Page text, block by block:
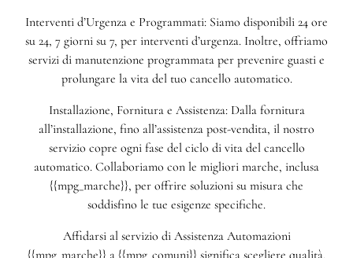
Interventi d’Urgenza e Programmati: Siamo disponibili 24 ore
su 24, 7 giorni su 7, per interventi d’urgenza. Inoltre, offriamo
servizi di manutenzione programmata per prevenire guasti e
prolungare la vita del tuo cancello automatico.
Installazione, Fornitura e Assistenza: Dalla fornitura
all’installazione, fino all’assistenza post-vendita, il nostro
servizio copre ogni fase del ciclo di vita del cancello
automatico. Collaboriamo con le migliori marche, inclusa
{{mpg_marche}}, per offrire soluzioni su misura che
soddisfino le tue esigenze specifiche.
Affidarsi al servizio di Assistenza Automazioni